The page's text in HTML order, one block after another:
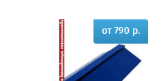
от 790 р.